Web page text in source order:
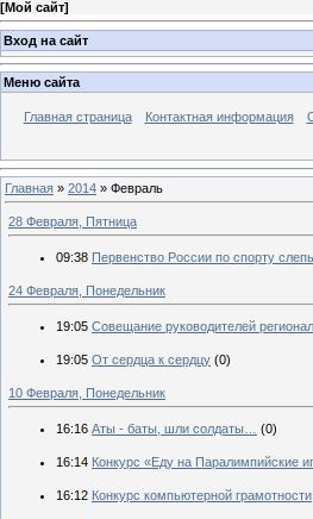
[Мой сайт]
Вход на сайт
Меню сайта
Главная страница Контактная информация
Главная » 2014 » Февраль
28 Февраля, Пятница
09:38 Первенство России по спорту
24 Февраля, Понедельник
19:05 Совещание руководителей
19:05 От сердца к сердцу (0)
10 Февраля, Понедельник
16:16 Аты - баты, шли солдаты… (0)
16:14 Конкурс «Еду на Паралимпийские
16:12 Конкурс компьютерной грамотности